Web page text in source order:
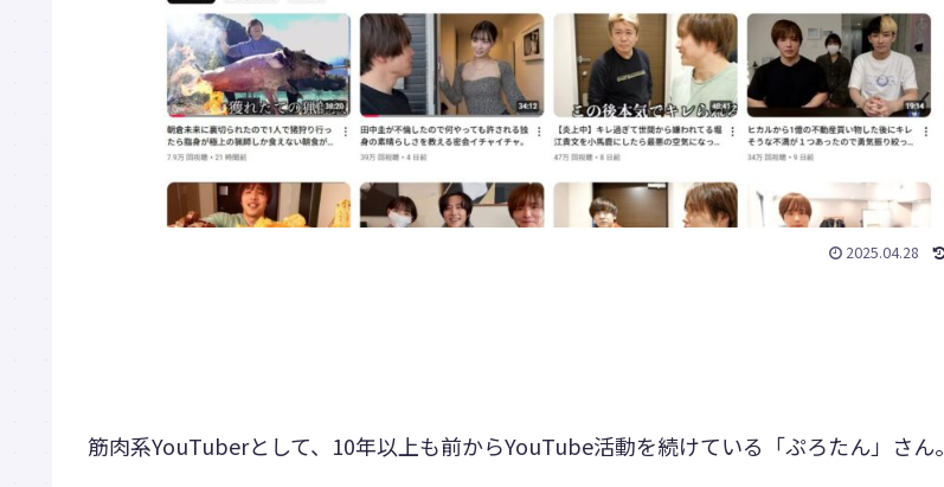
2025.04.28
筋肉系YouTuberとして、10年以上も前からYouTube活動を続けている「ぷろたん」さん。